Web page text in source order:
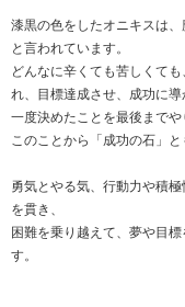
漆黒の色をしたオニキスは
と言われています。
どんなに辛くても苦しくて
れ、目標達成させ、成功に導
一度決めたことを最後までや
このことから「成功の石」と
勇気とやる気、行動力や積
を貫き、
困難を乗り越えて、夢や目
す。